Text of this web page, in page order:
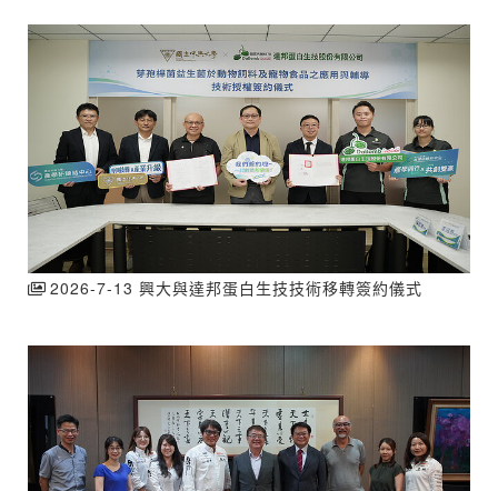
2026-7-13 興大與達邦蛋白生技技術移轉簽約儀式